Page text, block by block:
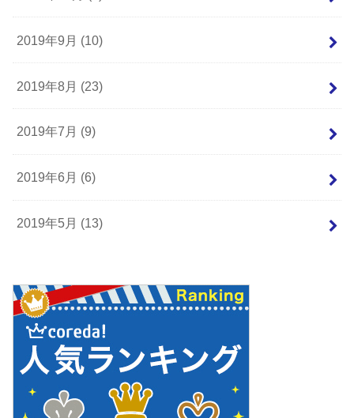
2019年9月 (10)
2019年8月 (23)
2019年7月 (9)
2019年6月 (6)
2019年5月 (13)